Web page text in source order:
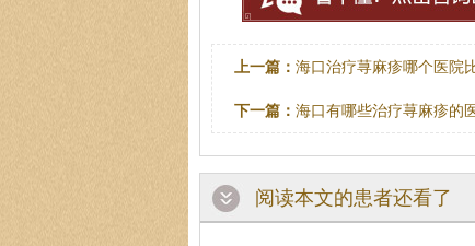
上一篇： 海口治疗荨麻疹哪个医院
下一篇： 海口有哪些治疗荨麻疹的
阅读本文的患者还看了
王
医生简介：原海南
医师，副教授。从